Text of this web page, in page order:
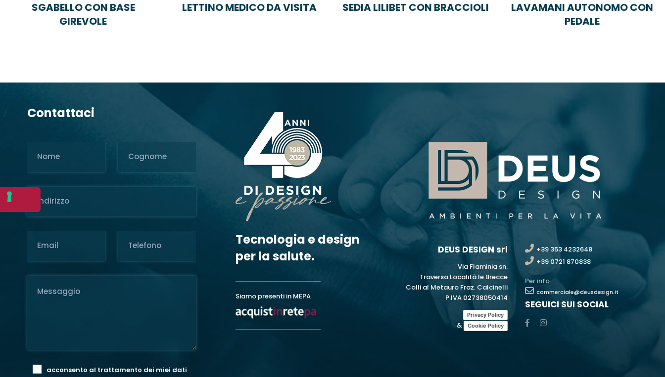
SGABELLO CON BASE
GIREVOLE
LETTINO MEDICO DA VISITA SEDIA LILIBET CON BRACCIOLI
LAVAMANI AUTONOMO CON
PEDALE
Contattaci
acconsento al trattamento dei miei dati
Tecnologia e design
per la salute.
Siamo presenti in MEPA
DEUS DESIGN srl
Via Flaminia sn.
Traversa Località le Brecce
Colli al Metauro Fraz. Calcinelli
P.IVA 02738050414
Privacy Policy
& Cookie Policy
+39 353 4232648
+39 0721 870838
Per info
commerciale@deusdesign.it
SEGUICI SUI SOCIAL